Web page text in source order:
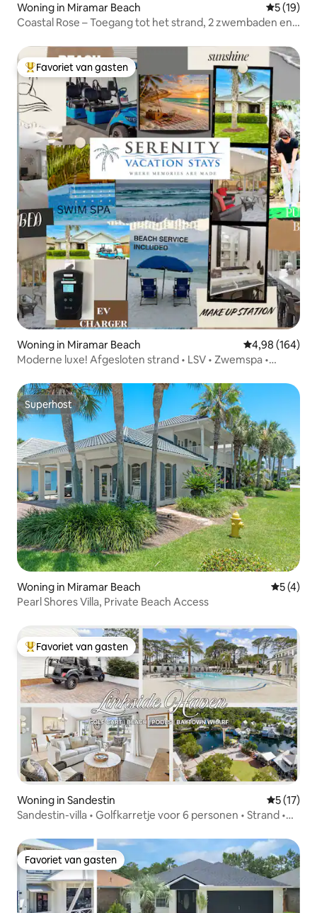
Woning in Miramar Beach
5 (19)
Coastal Rose – Toegang tot het strand, 2 zwembaden en
Topfavoriet van gasten
Favoriet van gasten
Woning in Miramar Beach Gemiddelde
4,98 (164)
Moderne luxe! Afgesloten strand • LSV • Zwemspa •
Superhost
Superhost
Woning in Miramar Beach
5 (4)
Pearl Shores Villa, Private Beach Access
Topfavoriet van gasten
Favoriet van gasten
Woning in Sandestin
5 (17)
Sandestin-villa • Golfkarretje voor 6 personen • Strand •
Favoriet van gasten
Favoriet van gasten